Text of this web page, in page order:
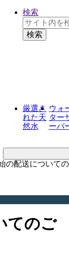
厳選さ
れた天
然水
ウォ
ター
ーバ
検索
の配送についての
てのご